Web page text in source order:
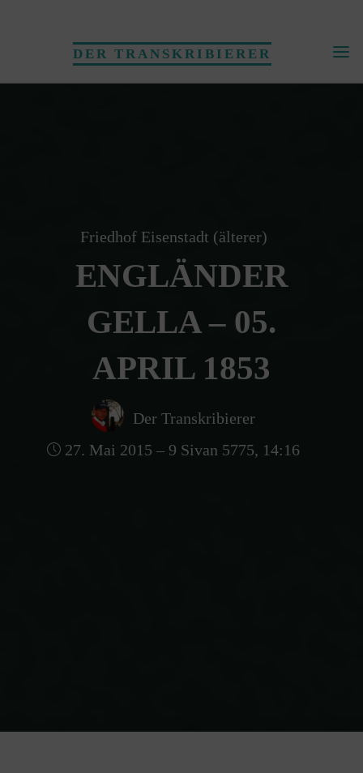
DER TRANSKRIBIERER
Friedhof Eisenstadt (älterer)
ENGLÄNDER
GELLA – 05.
APRIL 1853
Der Transkribierer
27. Mai 2015 – 9 Sivan 5775, 14:16